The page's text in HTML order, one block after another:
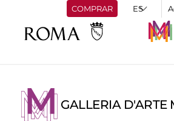
COMPRAR
GALLERIA D'ARTE